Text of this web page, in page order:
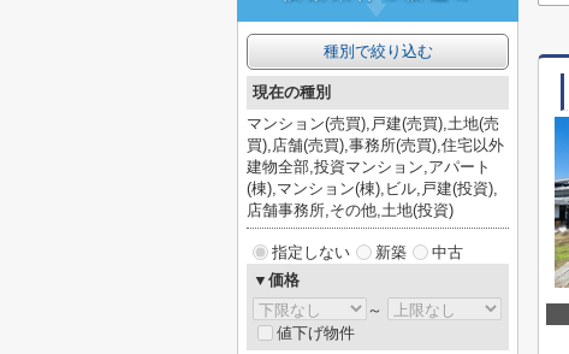
種別で絞り込む
現在の種別
マンション(売買),戸建(売買),土地(売
買),店舗(売買),事務所(売買),住宅以外
建物全部,投資マンション,アパート
(棟),マンション(棟),ビル,戸建(投資),
店舗事務所,その他,土地(投資)
指定しない 新築
中古
▼価格
～
値下げ物件